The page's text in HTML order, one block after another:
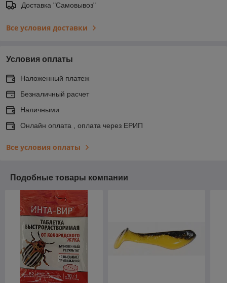
Доставка "Самовывоз"
Все условия доставки
Условия оплаты
Наложенный платеж
Безналичный расчет
Наличными
Онлайн оплата , оплата через ЕРИП
Все условия оплаты
Подобные товары компании